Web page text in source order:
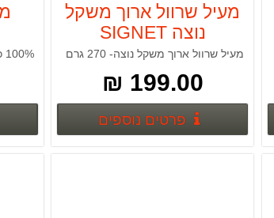
מעיל שרוול ארוך משקל
נוצה SIGNET
מעיל שרוול ארוך משקל נוצה- 270 גרם
199.00 ₪
פרטים נוספים
100% כותנה, בד ג'ינס אינדיגו, 12oz